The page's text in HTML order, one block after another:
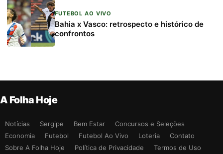
FUTEBOL AO VIVO
Bahia x Vasco: retrospecto e histórico de
confrontos
A Folha Hoje
Notícias Sergipe Bem Estar
Concursos e Seleções
Economia
Futebol Futebol Ao Vivo Loteria
Contato
Sobre A Folha Hoje
Política de Privacidade Termos de Uso